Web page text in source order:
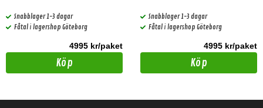
Snabblager 1-3 dagar
Fåtal i lagershop Göteborg
4995 kr/paket
Köp
Snabblager 1-3 dagar
Fåtal i lagershop Göteborg
4995 kr/paket
Köp